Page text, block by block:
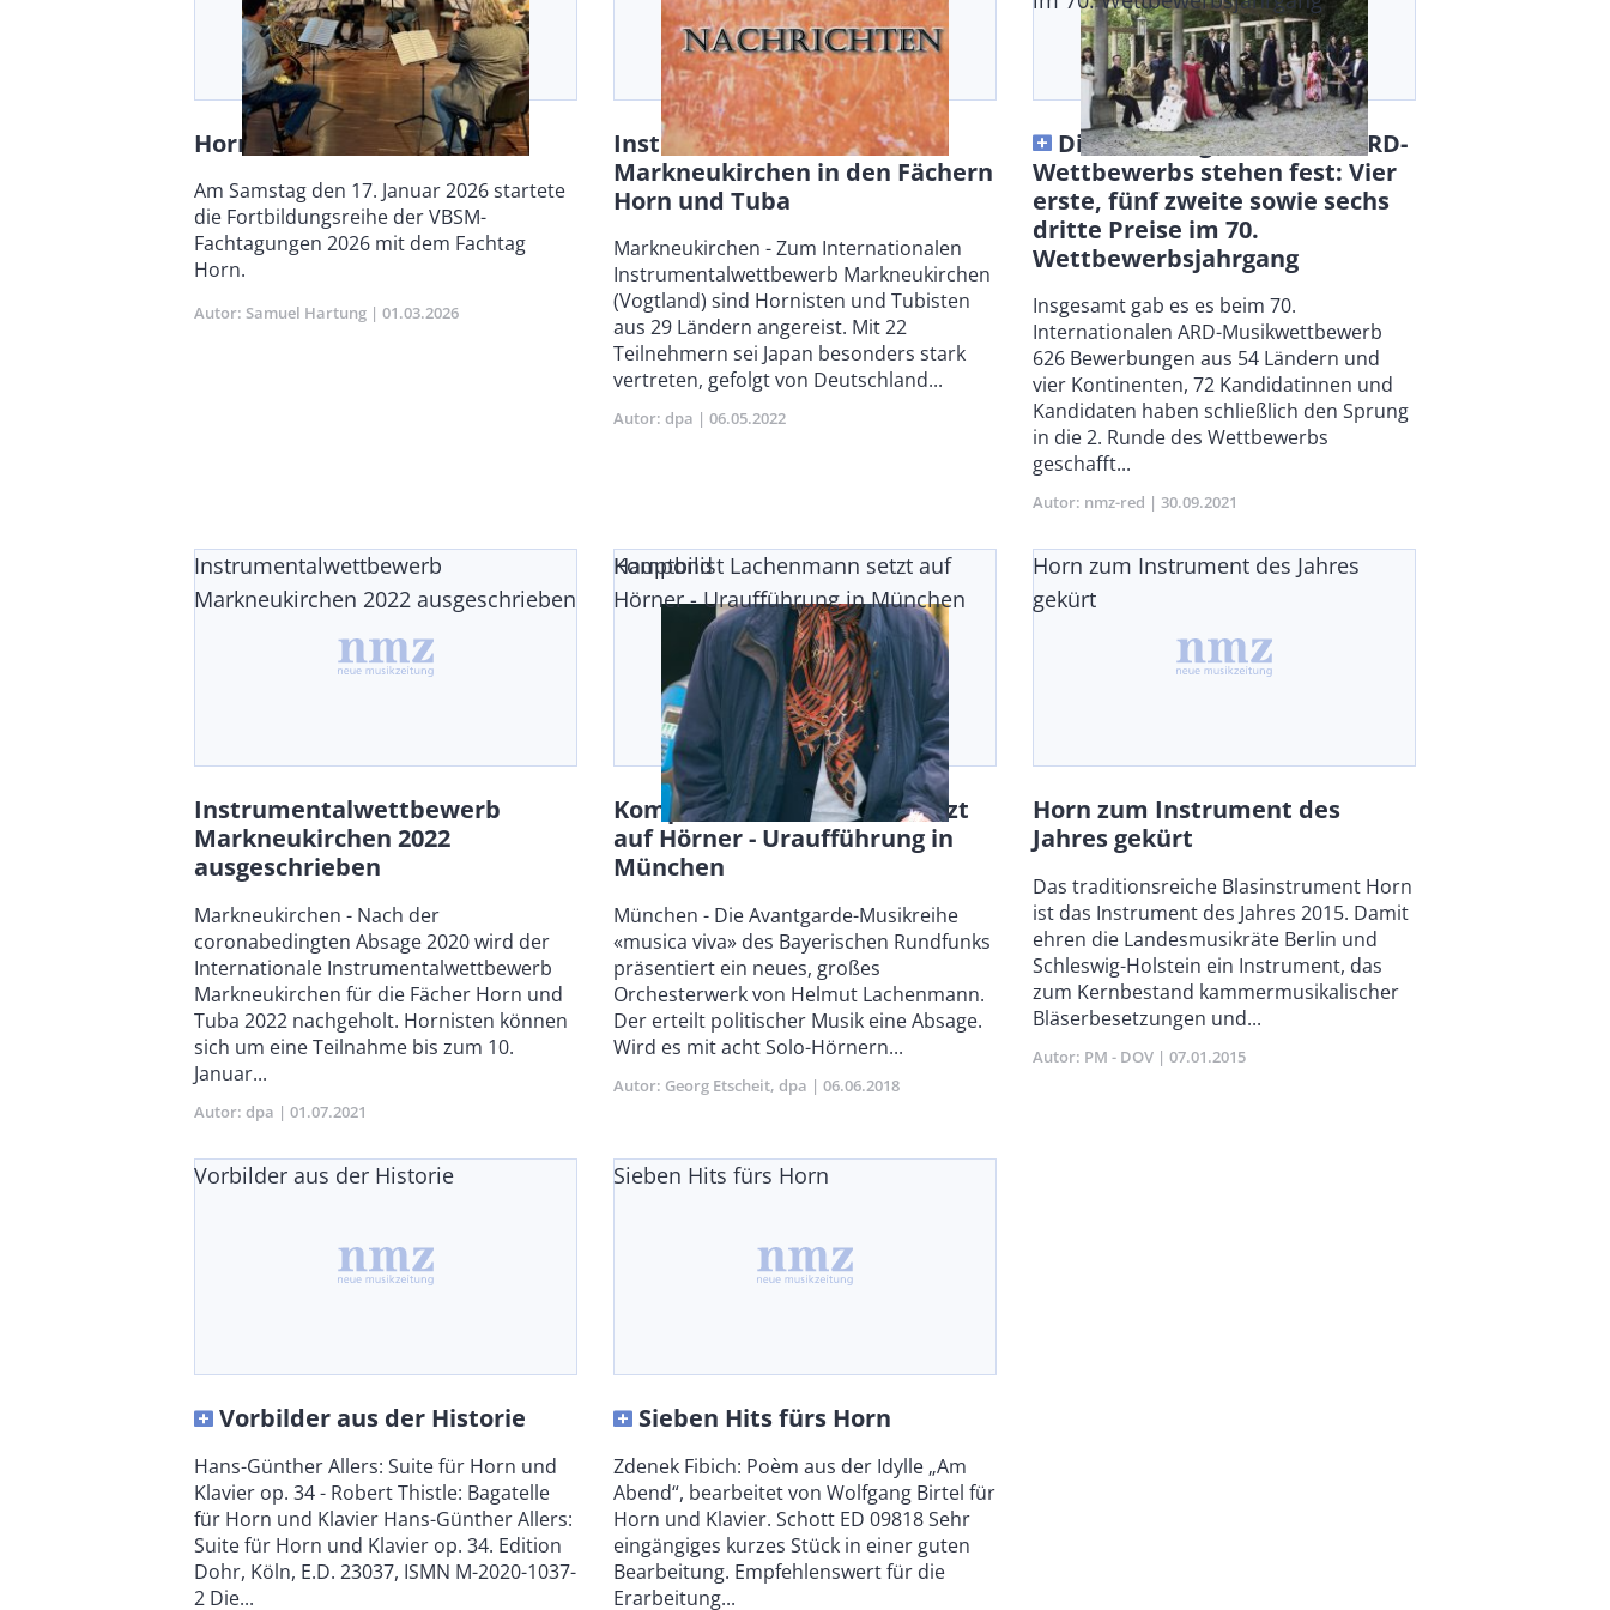
Horn im Fokus
Vorspann
/
Teaser
Am Samstag den 17. Januar 2026 star­tete
die Fortbildungsreihe der VBSM-
Fachtagungen 2026 mit dem Fachtag
Horn.
Autor Samuel Hartung Publikationsdatum
01.03.2026
Instrumentalwettbewerb
Markneukirchen in den Fächern
Horn und Tuba
Body
Markneukirchen - Zum Internationalen
Instrumentalwettbewerb Markneukirchen
(Vogtland) sind Hornisten und Tubisten
aus 29 Ländern angereist. Mit 22
Teilnehmern sei Japan besonders stark
vertreten, gefolgt von Deutschland...
Autor dpa Publikationsdatum
06.05.2022
Die Preisträger 2021 des ARD-
Wettbewerbs stehen fest: Vier
erste, fünf zweite sowie sechs
dritte Preise im 70.
Wettbewerbsjahrgang
Body
Insgesamt gab es es beim 70.
Internationalen ARD-Musikwettbewerb
626 Bewerbungen aus 54 Ländern und
vier Kontinenten, 72 Kandidatinnen und
Kandidaten haben schließlich den Sprung
in die 2. Runde des Wettbewerbs
geschafft...
Autor nmz-red Publikationsdatum
30.09.2021
Instrumentalwettbewerb
Markneukirchen 2022 ausgeschrieben
Instrumentalwettbewerb
Markneukirchen 2022
ausgeschrieben
Body
Markneukirchen - Nach der
coronabedingten Absage 2020 wird der
Internationale Instrumentalwettbewerb
Markneukirchen für die Fächer Horn und
Tuba 2022 nachgeholt. Hornisten können
sich um eine Teilnahme bis zum 10.
Januar...
Autor dpa Publikationsdatum
01.07.2021
Komponist Lachenmann setzt auf
Hörner - Uraufführung in München
Hauptbild
Komponist Lachenmann setzt
auf Hörner - Uraufführung in
München
Body
München - Die Avantgarde-Musikreihe
«musica viva» des Bayerischen Rundfunks
präsentiert ein neues, großes
Orchesterwerk von Helmut Lachenmann.
Der erteilt politischer Musik eine Absage.
Wird es mit acht Solo-Hörnern...
Autor Georg Etscheit dpa Publikationsdatum
06.06.2018
Horn zum Instrument des Jahres
gekürt
Horn zum Instrument des
Jahres gekürt
Body
Das traditionsreiche Blasinstrument Horn
ist das Instrument des Jahres 2015. Damit
ehren die Landesmusikräte Berlin und
Schleswig-Holstein ein Instrument, das
zum Kernbestand kammermusikalischer
Bläserbesetzungen und...
Autor PM - DOV Publikationsdatum
07.01.2015
Vorbilder aus der Historie
Vorbilder aus der Historie
Body
Hans-Günther Allers: Suite für Horn und
Klavier op. 34 - Robert Thistle: Bagatelle
für Horn und Klavier Hans-Günther Allers:
Suite für Horn und Klavier op. 34. Edition
Dohr, Köln, E.D. 23037, ISMN M-2020-1037-
2 Die...
Sieben Hits fürs Horn
Sieben Hits fürs Horn
Body
Zdenek Fibich: Poèm aus der Idylle „Am
Abend“, bearbeitet von Wolfgang Birtel für
Horn und Klavier. Schott ED 09818 Sehr
eingängiges kurzes Stück in einer guten
Bearbeitung. Empfehlenswert für die
Erarbeitung...